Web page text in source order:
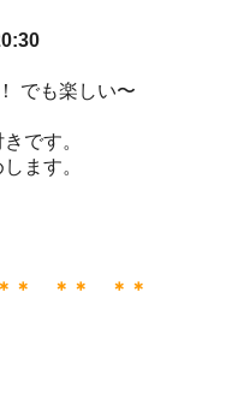
でも楽しい〜
です。
ます。
＊ ＊＊ ＊＊